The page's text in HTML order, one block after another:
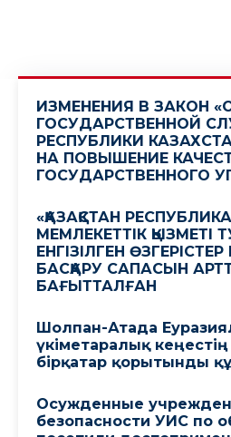
ИЗМЕНЕНИЯ В ЗАКОН
ГОСУДАРСТВЕННОЙ
РЕСПУБЛИКИ
НА ПОВЫШЕНИЕ
ГОСУДАРСТВЕННОГО
«ҚАЗАҚСТАН
МЕМЛЕКЕТТІК
ЕНГІЗІЛГЕН
БАСҚАРУ САПАСЫН
БАҒЫТТАЛҒАН
Шолпан-Атада
үкіметаралық
бірқатар қорытынды
Осужденные
безопасности УИС по